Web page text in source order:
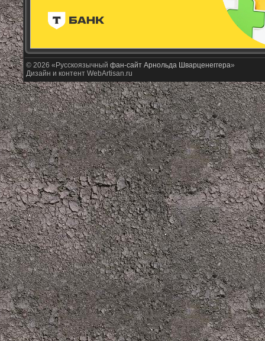
© 2026 «Русскоязычный фан-сайт Арнольда Шварценеггера»
Дизайн и контент WebArtisan.ru